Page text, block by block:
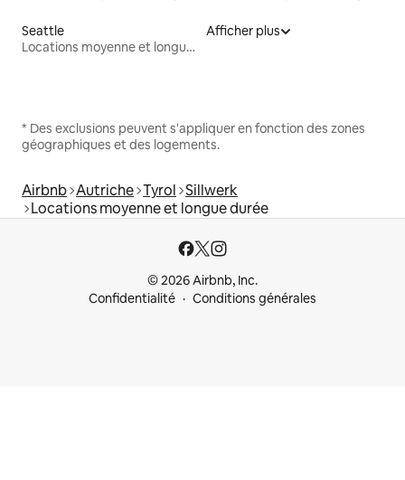
Seattle
Locations moyenne et longue durée
Afficher plus
* Des exclusions peuvent s'appliquer en fonction des zones
géographiques et des logements.
Airbnb Autriche Tyrol Sillwerk
Locations moyenne et longue durée
© 2026 Airbnb, Inc.
Confidentialité
Conditions générales